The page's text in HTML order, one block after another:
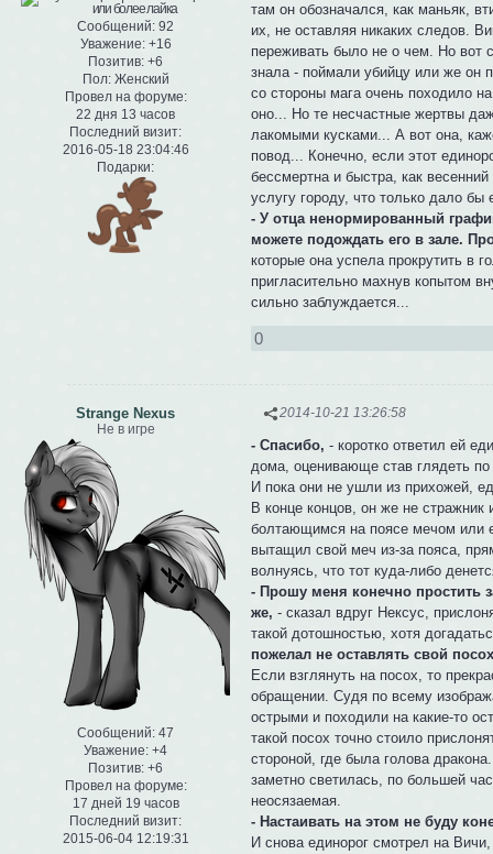
Сообщений: 92
Уважение: +16
Позитив: +6
Пол:Женский
Провел на форуме:
22 дня 13 часов
Последний визит:
2016-05-18 23:04:46
Подарки:
там он обозначался, как маньяк,
их, не оставляя никаких следов.
переживать было не о чем. Но вот
знала - поймали убийцу или же он
со стороны мага очень походило
оно... Но те несчастные жертвы
лакомыми кусками... А вот она,
повод... Конечно, если этот
бессмертна и быстра, как
услугу городу, что только дало
- У отца ненормированный
можете подождать его в зале.
которые она успела прокрутить в
пригласительно махнув копытом
сильно заблуждается...
0
2014-10-21 13:26:58
Strange Nexus
Не в игре
Сообщений: 47
Уважение: +4
Позитив: +6
Провел на форуме:
17 дней 19 часов
Последний визит:
2015-06-04 12:19:31
- Спасибо, - коротко ответил ей
дома, оценивающе став глядеть
И пока они не ушли из прихожей,
В конце концов, он же не
болтающимся на поясе мечом или
вытащил свой меч из-за пояса,
волнуясь, что тот куда-либо
- Прошу меня конечно простить
же, - сказал вдруг Нексус,
такой дотошностью, хотя
пожелал не оставлять свой
Если взглянуть на посох, то
обращении. Судя по всему
острыми и походили на какие-то
такой посох точно стоило
стороной, где была голова
заметно светилась, по большей
неосязаемая.
- Настаивать на этом не буду
И снова единорог смотрел на